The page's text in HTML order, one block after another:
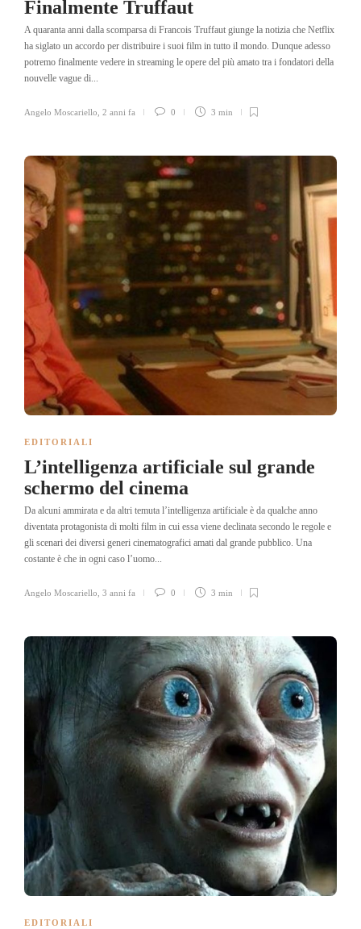
Finalmente Truffaut
A quaranta anni dalla scomparsa di Francois Truffaut giunge la notizia che Netflix
ha siglato un accordo per distribuire i suoi film in tutto il mondo. Dunque adesso
potremo finalmente vedere in streaming le opere del più amato tra i fondatori della
nouvelle vague di...
Angelo Moscariello 2 anni fa 0 3 min
EDITORIALI
L’intelligenza artificiale sul grande
schermo del cinema
Da alcuni ammirata e da altri temuta l’intelligenza artificiale è da qualche anno
diventata protagonista di molti film in cui essa viene declinata secondo le regole e
gli scenari dei diversi generi cinematografici amati dal grande pubblico. Una
costante è che in ogni caso l’uomo...
Angelo Moscariello 3 anni fa 0 3 min
EDITORIALI